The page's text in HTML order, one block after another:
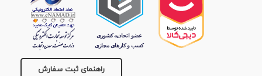
راهنمای ثبت سفارش